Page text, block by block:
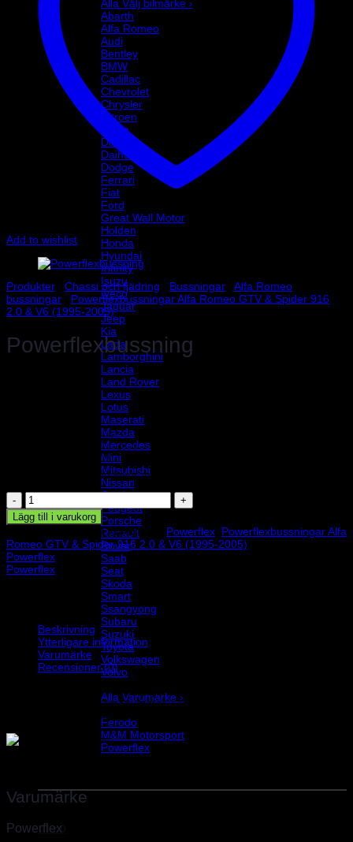
Alla Välj bilmärke ›
Abarth
Alfa Romeo
Audi
Bentley
BMW
Cadillac
Chevrolet
Chrysler
Citroen
Dacia
Daewoo
Daihatsu
Dodge
Ferrari
Fiat
Ford
Great Wall Motor
Holden
Honda
Hyundai
Infinity
Isuzu
Iveco
Jaguar
Jeep
Kia
Lada
Lamborghini
Lancia
Land Rover
Lexus
Lotus
Maserati
Mazda
Mercedes
Mini
Mitsubishi
Nissan
Opel
Peugeot
Porsche
Renault
Rover
Saab
Seat
Skoda
Smart
Ssangyong
Subaru
Suzuki
Toyota
Volkswagen
Volvo
Alla Varumärke ›
Ferodo
M&M Motorsport
Powerflex
0 kr 0
Add to wishlist
Produkter Chassi och fjädring Bussningar
Alfa Romeo
bussningar
Powerflexbussningar Alfa Romeo GTV & Spider 916
2.0 & V6 (1995-2005)
Powerflexbussning
Powerflex polyuretanbussningar, nedre yttre
fjäderfästesbussning. Åtgång 2 st/bil. Schemanummer 14.
Beräknad leveranstid 1-4 dagar
Powerflexbussning
mängd
Lägg till i varukorg
PFR1-714 Kategorier: Powerflex Powerflexbussningar Alfa
Romeo GTV & Spider 916 2.0 & V6 (1995-2005)
Powerflex
Powerflex
Beskrivning
Ytterligare information
Varumärke
Recensioner (0)
Powerflex polyuretanbussningar, nedre yttre fjäderfästesbussning.
Åtgång 2 st/bil. Schemanummer 14. Säljs i en förpackning
innehållande 2 styck bussningar.
Varumärke
Powerflex